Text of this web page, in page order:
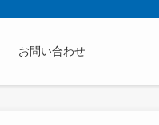
お問い合わせ